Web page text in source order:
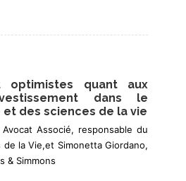
optimistes quant aux
dans le
des sciences de la vie
Associé, responsable du
la Vie,et Simonetta Giordano,
& Simmons